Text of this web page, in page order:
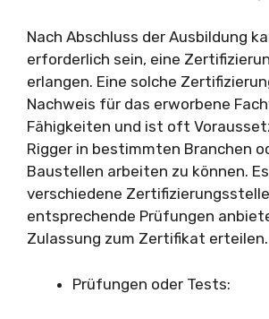
Nach Abschluss der Ausbildung
erforderlich sein, eine
erlangen. Eine solche
Nachweis für das erworbene
Fähigkeiten und ist oft
Rigger in bestimmten Branchen
Baustellen arbeiten zu können.
verschiedene
entsprechende Prüfungen
Zulassung zum Zertifikat erteilen.
Prüfungen oder Tests: